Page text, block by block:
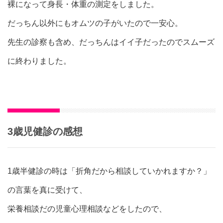
裸になって身長・体重の測定をしました。
だっちん以外にもオムツの子がいたので一安心。
先生の診察も含め、だっちんはイイ子だったのでスムーズ
に終わりました。
3歳児健診の感想
1歳半健診の時は「折角だから相談していかれますか？」
の言葉を真に受けて、
栄養相談だの児童心理相談などをしたので、